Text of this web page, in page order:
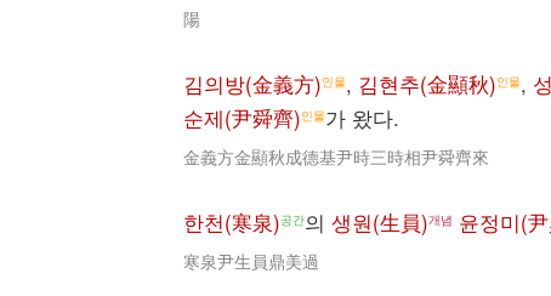
陽
김의방(金義方)인물, 김현추(金顯秋)인물,
순제(尹舜齊)인물가 왔다.
金義方金顯秋成德基尹時三時相尹舜齊來
한천(寒泉)공간의 생원(生員)개념 윤정미(
寒泉尹生員鼎美過